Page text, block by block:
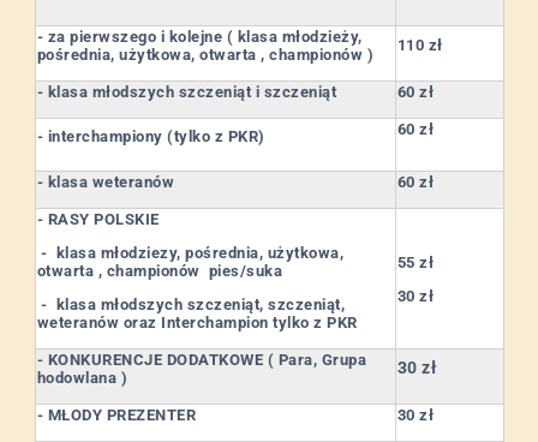
- za pierwszego i kolejne ( klasa młodzieży,
pośrednia, użytkowa, otwarta , championów )
110 zł
- klasa młodszych szczeniąt i szczeniąt 60 zł
- interchampiony (tylko z PKR) 60 zł
- klasa weteranów 60 zł
- RASY POLSKIE
- klasa młodziezy, pośrednia, użytkowa,
otwarta , championów pies/suka
- klasa młodszych szczeniąt, szczeniąt,
weteranów oraz Interchampion tylko z PKR
55 zł
30 zł
- KONKURENCJE DODATKOWE ( Para, Grupa
hodowlana )
30 zł
- MŁODY PREZENTER 30 zł